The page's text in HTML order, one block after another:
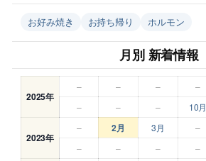
お好み焼き お持ち帰り ホルモン
月別 新着情報
2025年
– – – –
–
– – 10月
2023年
– 2月 3月 –
–
– – –